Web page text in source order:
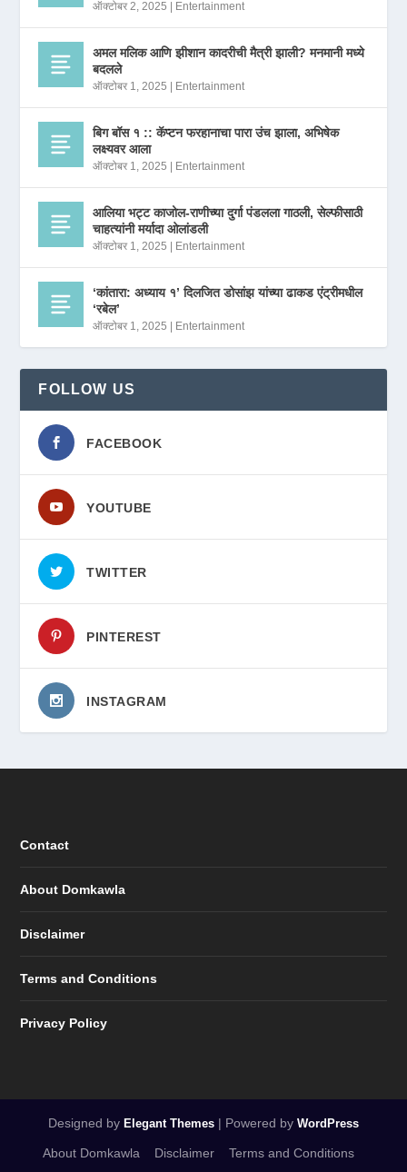
ऑक्टोबर 2, 2025 Entertainment
अमल मलिक आणि झीशान कादरीची मैत्री झाली? मनमानी मध्ये
बदलले
ऑक्टोबर 1, 2025 Entertainment
बिग बॉस १ :: कॅप्टन फरहानाचा पारा उंच झाला, अभिषेक
लक्ष्यवर आला
ऑक्टोबर 1, 2025 Entertainment
आलिया भट्ट काजोल-राणीच्या दुर्गा पंडलला गाठली, सेल्फीसाठी
चाहत्यांनी मर्यादा ओलांडली
ऑक्टोबर 1, 2025 Entertainment
‘कांतारा: अध्याय १’ दिलजित डोसांझ यांच्या ढाकड एंट्रीमधील
‘रबेल’
ऑक्टोबर 1, 2025 Entertainment
FOLLOW US
FACEBOOK
YOUTUBE
TWITTER
PINTEREST
INSTAGRAM
Contact
About Domkawla
Disclaimer
Terms and Conditions
Privacy Policy
Designed by Elegant Themes | Powered by WordPress
About Domkawla Disclaimer Terms and Conditions